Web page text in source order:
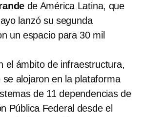
de América Latina, que
lanzó su segunda
un espacio para 30 mil
el ámbito de infraestructura,
alojaron en la plataforma
de 11 dependencias de
Pública Federal desde el